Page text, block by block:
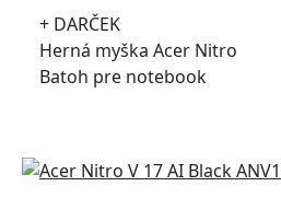
+ DARČEK
Herná myška Acer Nitro
Batoh pre notebook